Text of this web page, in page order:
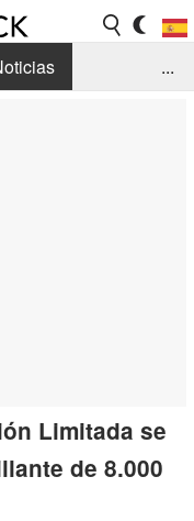
...
Limitada se
de 8.000